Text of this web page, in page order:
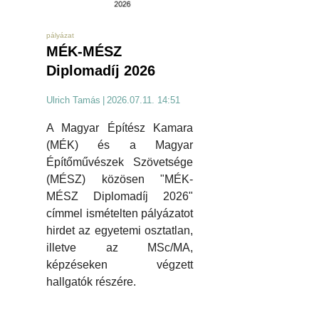
pályázat
MÉK-MÉSZ
Diplomadíj 2026
Ulrich Tamás 2026.07.11. 14:51
A Magyar Építész Kamara
(MÉK) és a Magyar
Építőművészek Szövetsége
(MÉSZ) közösen "MÉK-
MÉSZ Diplomadíj 2026"
címmel ismételten pályázatot
hirdet az egyetemi osztatlan,
illetve az MSc/MA,
képzéseken végzett
hallgatók részére.